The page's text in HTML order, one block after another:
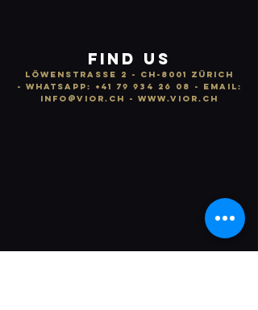
FIND US
LÖWENSTRASSE 2 - CH-8001 ZÜRICH
- WhatsApp: +41 79 934 26 08
- email:
info @vior.ch - www.vior.ch